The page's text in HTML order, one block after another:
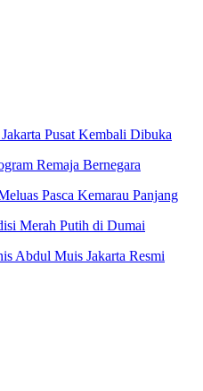
Pusat Kembali Dibuka
Remaja Bernegara
Pasca Kemarau Panjang
Merah Putih di Dumai
Abdul Muis Jakarta Resmi